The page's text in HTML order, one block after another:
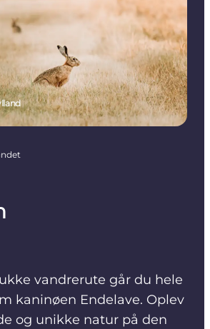
vandrerute går du hele
kaninøen Endelave. Oplev
og unikke natur på den